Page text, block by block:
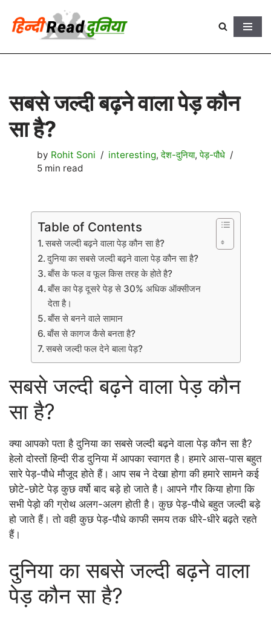
Skip
सबसे जल्दी बढ़ने वाला पेड़ कौन
सा है?
by Rohit Soni interesting,देश-दुनिया,पेड़-पौधे
5 min read
Table of Contents
सबसे जल्दी बढ़ने वाला पेड़ कौन सा है?
दुनिया का सबसे जल्दी बढ़ने वाला पेड़ कौन सा है?
बाँस के फल व फूल किस तरह के होते है?
बाँस का पेड़ दूसरे पेड़ से 30% अधिक ऑक्सीजन
देता है।
बाँस से बनने वाले सामान
बाँस से कागज कैसे बनता है?
सबसे जल्दी फल देने बाला पेड़?
सबसे जल्दी बढ़ने वाला पेड़ कौन
सा है?
क्या आपको पता है दुनिया का सबसे जल्दी बढ़ने वाला पेड़ कौन सा है?
हेलो दोस्तों हिन्दी रीड दुनिया में आपका स्वागत है। हमारे आस-पास बहुत
सारे पेड़-पौधे मौजूद होते हैं। आप सब ने देखा होगा की हमारे सामने कई
छोटे-छोटे पेड़ कुछ वर्षो बाद बड़े हो जाते है। आपने गौर किया होगा कि
सभी पेड़ो की ग्रोथ अलग-अलग होती है। कुछ पेड़-पौधे बहुत जल्दी बड़े
हो जाते हैं। तो वही कुछ पेड़-पौधे काफी समय तक धीरे-धीरे बढ़ते रहते
हैं।
दुनिया का सबसे जल्दी बढ़ने वाला
पेड़ कौन सा है?